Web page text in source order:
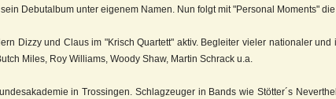
Debutalbum unter eigenem Namen. Nun folgt mit "Personal Moments"
Dizzy und Claus im "Krisch Quartett" aktiv. Begleiter vieler nationaler
Miles, Roy Williams, Woody Shaw, Martin Schrack u.a.
in Trossingen. Schlagzeuger in Bands wie Stötter´s